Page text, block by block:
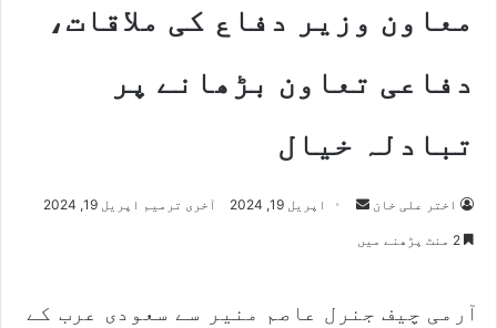
معاون وزیر دفاع کی ملاقات،
دفاعی تعاون بڑھانے پر
تبادلہ خیال
اختر علی خان
a
اپریل 19, 2024 آخری ترمیم اپریل 19, 2024
آرمی چیف جنرل عاصم منیر سے سعودی عرب کے